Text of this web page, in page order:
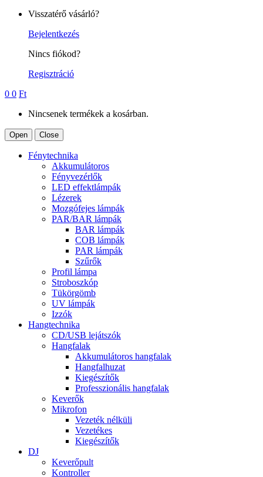
Visszatérő vásárló?
Bejelentkezés
Nincs fiókod?
Regisztráció
0 0 Ft
Nincsenek termékek a kosárban.
Open Close
Fénytechnika
Akkumulátoros
Fényvezérlők
LED effektlámpák
Lézerek
Mozgófejes lámpák
PAR/BAR lámpák
BAR lámpák
COB lámpák
PAR lámpák
Szűrők
Profil lámpa
Stroboszkóp
Tükörgömb
UV lámpák
Izzók
Hangtechnika
CD/USB lejátszók
Hangfalak
Akkumulátoros hangfalak
Hangfalhuzat
Kiegészítők
Professzionális hangfalak
Keverők
Mikrofon
Vezeték nélküli
Vezetékes
Kiegészítők
DJ
Keverőpult
Kontroller